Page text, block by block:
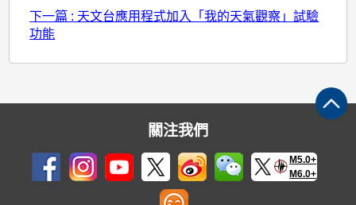
下一篇 : 天文台應用程式加入「我的天氣觀察」試驗
功能
關注我們
M5.0+
M6.0+